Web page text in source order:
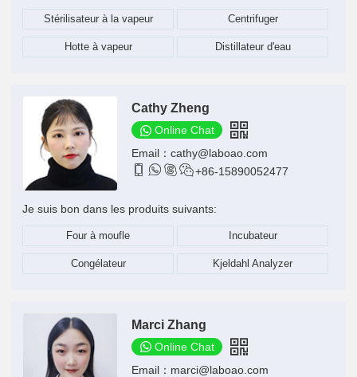
Stérilisateur à la vapeur Centrifuger
Hotte à vapeur Distillateur d'eau
Cathy Zheng
Online Chat
Email：cathy@laboao.com
  +86-15890052477
Je suis bon dans les produits suivants:
Four à moufle Incubateur
Congélateur Kjeldahl Analyzer
Marci Zhang
Online Chat
Email： marci@laboao.com